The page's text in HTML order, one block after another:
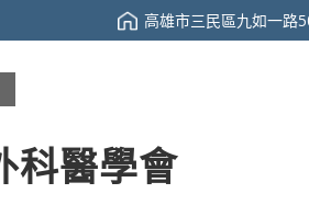
高雄市三民區九如一路